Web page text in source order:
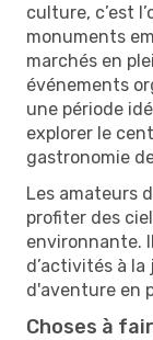
culture, c’est
monuments
marchés en
événements
une période
explorer le
gastronomie
Les amateurs
profiter des
environnante.
d’activités à
d'aventure en
Choses à